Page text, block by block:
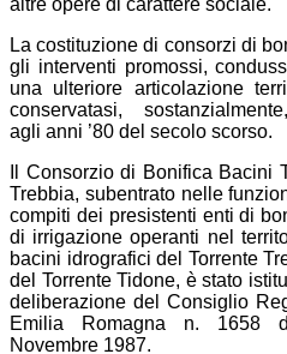
altre opere di carattere sociale.
La costituzione di consorzi di
gli interventi promossi,
una ulteriore articolazione
conservatasi,
agli anni ’80 del secolo scorso.
Il Consorzio di Bonifica Bacini
Trebbia, subentrato nelle
compiti dei presistenti enti di
di irrigazione operanti nel
bacini idrografici del Torrente
del Torrente Tidone, è stato
deliberazione del Consiglio
Emilia Romagna n. 1658
Novembre 1987.